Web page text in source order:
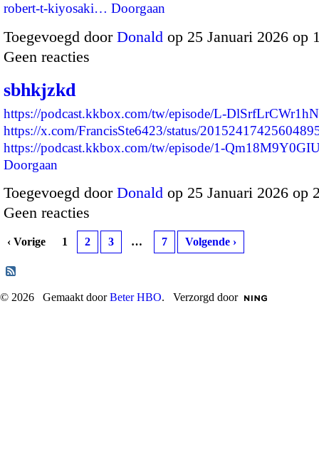
robert-t-kiyosaki… Doorgaan
Toegevoegd door Donald op 25 Januari 2026 op
Geen reacties
sbhkjzkd
https://podcast.kkbox.com/tw/episode/L-
https://x.com/FrancisSte6423/status/
https://podcast.kkbox.com/tw/episode/1-
Doorgaan
Toegevoegd door Donald op 25 Januari 2026 op
Geen reacties
‹ Vorige 1 2 3 … 7 Volgende ›
© 2026 Gemaakt doorBeter HBO. Verzorgd door